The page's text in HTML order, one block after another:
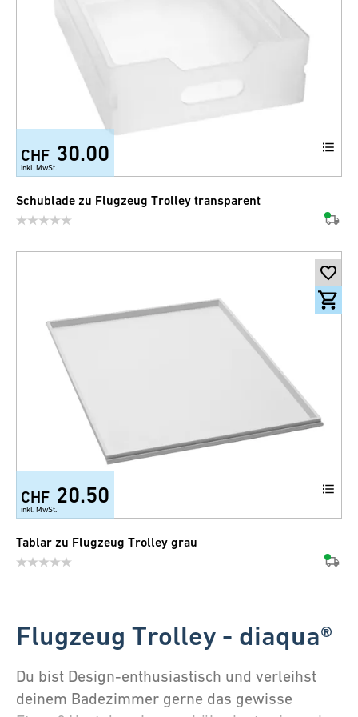
CHF 30.00
inkl. MwSt.
Schublade zu Flugzeug Trolley transparent
CHF 20.50
inkl. MwSt.
Tablar zu Flugzeug Trolley grau
Flugzeug Trolley - diaqua®
Du bist Design-enthusiastisch und verleihst
deinem Badezimmer gerne das gewisse